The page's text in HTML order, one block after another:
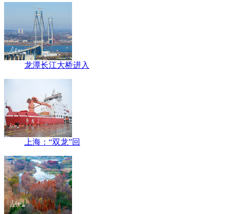
龙潭长江大桥进入
上海：“双龙”回